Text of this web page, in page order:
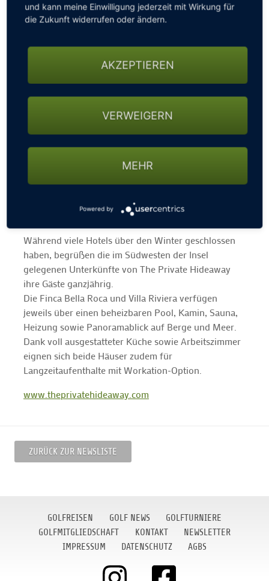
Eine Insel kommt zur Ruhe Strände, die man ganz für
und Shopping-Hotspots machen Mallorca zum
entspannten Rückzugsort für die Nebensaison. In
dieser Zeit erleben alle die Baleareninsel von ihrer
ruhigen Seite.
Finca Bella Roca und Villa Riviera
15 % Rabatt
Gültig vom 1. November 2024 bis 28. Februar 2025
ab 5 Übernachtungen
Während viele Hotels über den Winter geschlossen
haben, begrüßen die im Südwesten der Insel
gelegenen Unterkünfte von The Private Hideaway
ihre Gäste ganzjährig.
Die Finca Bella Roca und Villa Riviera verfügen
jeweils über einen beheizbaren Pool, Kamin, Sauna,
Heizung sowie Panoramablick auf Berge und Meer.
Dank voll ausgestatteter Küche sowie Arbeitszimmer
eignen sich beide Häuser zudem für
Langzeitaufenthalte mit Workation-Option.
www.theprivatehideaway.com
ZURÜCK ZUR NEWSLISTE
GOLFREISEN GOLF NEWS
GOLFTURNIERE
GOLFMITGLIEDSCHAFT
KONTAKT
NEWSLETTER
IMPRESSUM
DATENSCHUTZ AGBS
und kann meine Einwilligung jederzeit mit Wirkung für
die Zukunft widerrufen oder ändern.
AKZEPTIEREN
VERWEIGERN
MEHR
Powered by